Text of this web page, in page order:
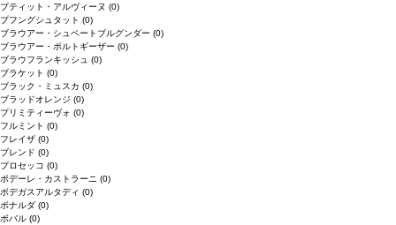
プティット・アルヴィーヌ (0)
プフングシュタット (0)
ブラウアー・シュペートブルグンダー (0)
ブラウアー・ポルトギーザー (0)
ブラウフランキッシュ (0)
ブラケット (0)
ブラック・ミュスカ (0)
ブラッドオレンジ (0)
プリミティーヴォ (0)
フルミント (0)
フレイザ (0)
ブレンド (0)
プロセッコ (0)
ポデーレ・カストラーニ (0)
ボデガスアルタディ (0)
ボナルダ (0)
ボバル (0)